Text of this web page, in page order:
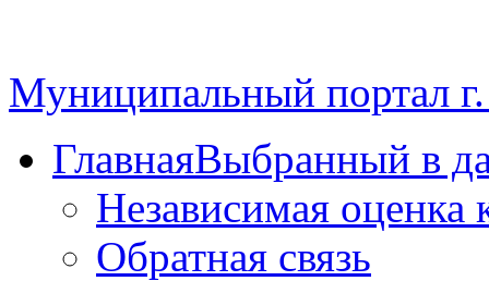
Муниципальный портал
ГлавнаяВыбранный в
Независимая оценка
Обратная связь